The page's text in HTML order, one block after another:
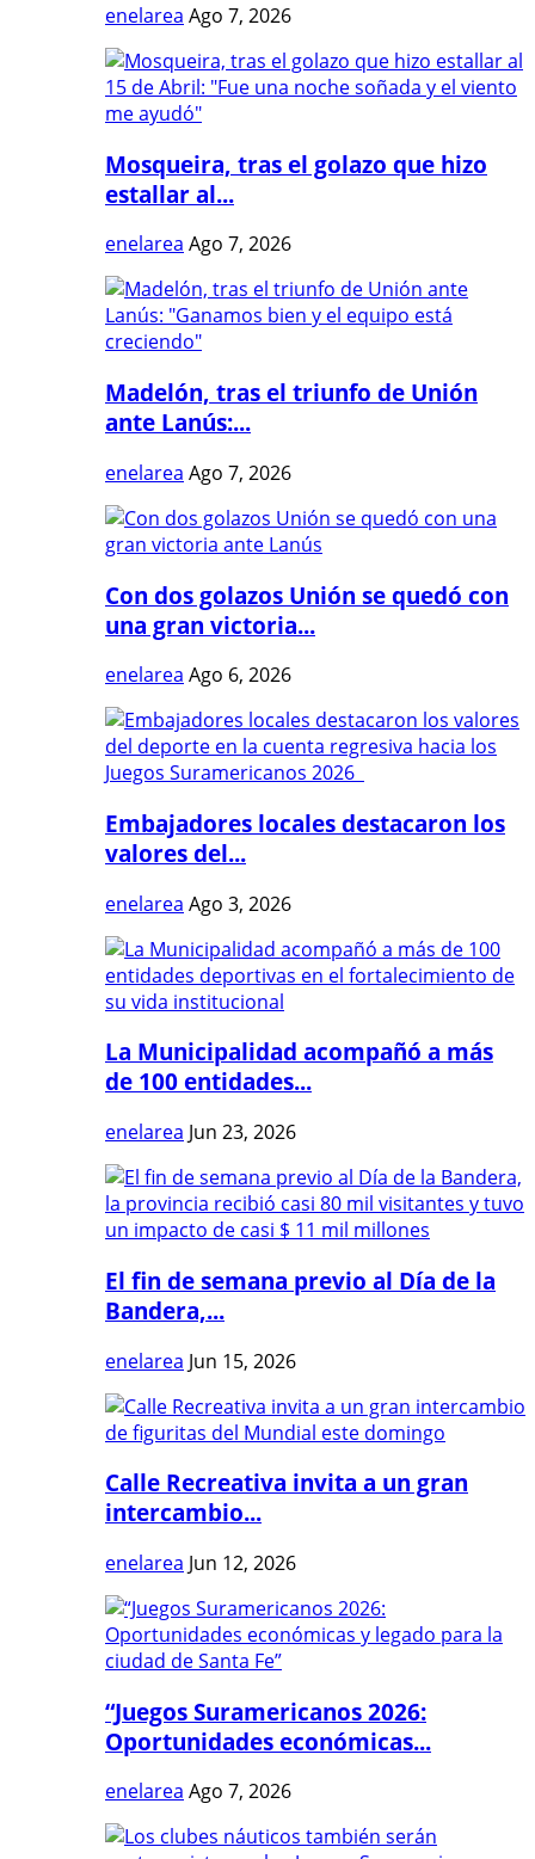
enelarea Ago 7, 2026
Mosqueira, tras el golazo que hizo
estallar al...
enelarea Ago 7, 2026
Madelón, tras el triunfo de Unión
ante Lanús:...
enelarea Ago 7, 2026
Con dos golazos Unión se quedó con
una gran victoria...
enelarea Ago 6, 2026
Embajadores locales destacaron los
valores del...
enelarea Ago 3, 2026
La Municipalidad acompañó a más
de 100 entidades...
enelarea Jun 23, 2026
El fin de semana previo al Día de la
Bandera,...
enelarea Jun 15, 2026
Calle Recreativa invita a un gran
intercambio...
enelarea Jun 12, 2026
“Juegos Suramericanos 2026:
Oportunidades económicas...
enelarea Ago 7, 2026